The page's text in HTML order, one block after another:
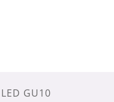
GU10